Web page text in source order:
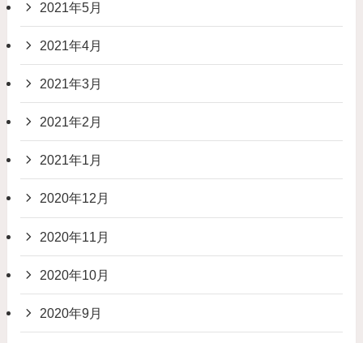
2021年5月
2021年4月
2021年3月
2021年2月
2021年1月
2020年12月
2020年11月
2020年10月
2020年9月